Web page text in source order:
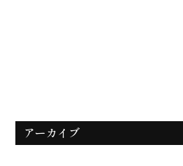
アーカイブ